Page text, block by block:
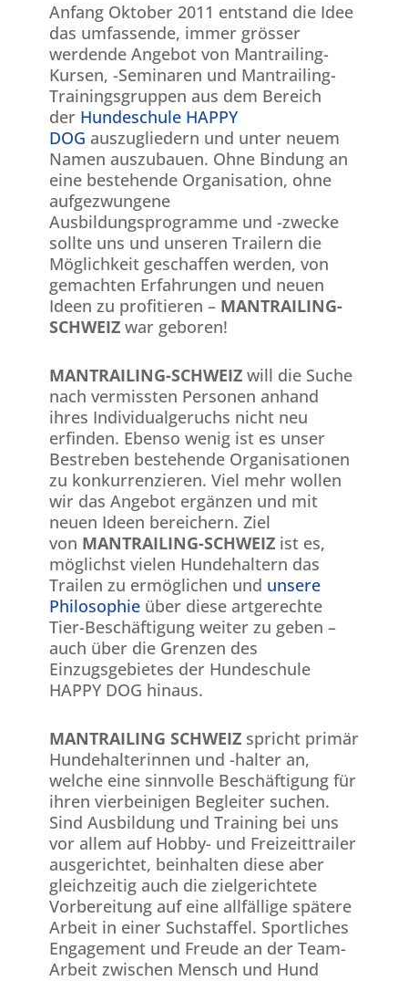
Anfang Oktober 2011 entstand die Idee
das umfassende, immer grösser
werdende Angebot von Mantrailing-
Kursen, -Seminaren und Mantrailing-
Trainingsgruppen aus dem Bereich
der Hundeschule HAPPY
DOG auszugliedern und unter neuem
Namen auszubauen. Ohne Bindung an
eine bestehende Organisation, ohne
aufgezwungene
Ausbildungsprogramme und -zwecke
sollte uns und unseren Trailern die
Möglichkeit geschaffen werden, von
gemachten Erfahrungen und neuen
Ideen zu profitieren – MANTRAILING-
SCHWEIZwar geboren!
MANTRAILING-SCHWEIZwill die Suche
nach vermissten Personen anhand
ihres Individualgeruchs nicht neu
erfinden. Ebenso wenig ist es unser
Bestreben bestehende Organisationen
zu konkurrenzieren. Viel mehr wollen
wir das Angebot ergänzen und mit
neuen Ideen bereichern. Ziel
von MANTRAILING-SCHWEIZist es,
möglichst vielen Hundehaltern das
Trailen zu ermöglichen und unsere
Philosophieüber diese artgerechte
Tier-Beschäftigung weiter zu geben –
auch über die Grenzen des
Einzugsgebietes der Hundeschule
HAPPY DOG hinaus.
MANTRAILING SCHWEIZspricht primär
Hundehalterinnen und -halter an,
welche eine sinnvolle Beschäftigung für
ihren vierbeinigen Begleiter suchen.
Sind Ausbildung und Training bei uns
vor allem auf Hobby- und Freizeittrailer
ausgerichtet, beinhalten diese aber
gleichzeitig auch die zielgerichtete
Vorbereitung auf eine allfällige spätere
Arbeit in einer Suchstaffel. Sportliches
Engagement und Freude an der Team-
Arbeit zwischen Mensch und Hund